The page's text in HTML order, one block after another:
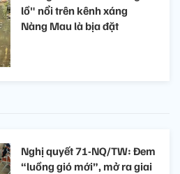
lồ" nổi trên kênh xáng
Nàng Mau là bịa đặt
Nghị quyết 71-NQ/TW: Đem
“luồng gió mới”, mở ra giai